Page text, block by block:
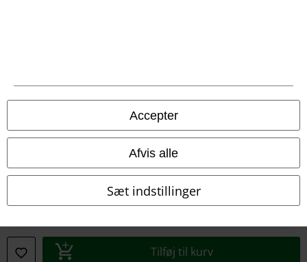
Accepter
Afvis alle
Sæt indstillinger
Tilføj til kurv
EMP France